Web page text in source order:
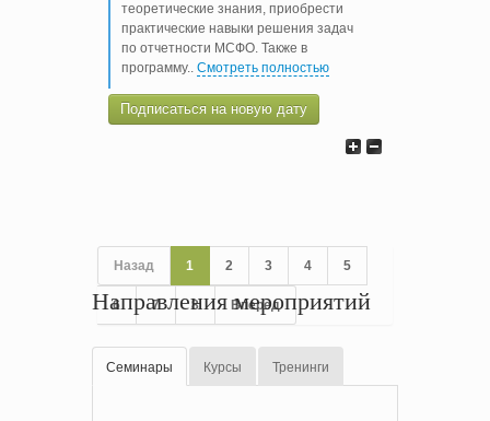
теоретические знания, приобрести
практические навыки решения задач
по отчетности МСФО. Также в
программу.. Смотреть полностью
Подписаться на новую дату
Назад 1 2 3 4 5
6 7 8 Вперед
Направления мероприятий
Семинары Курсы Тренинги